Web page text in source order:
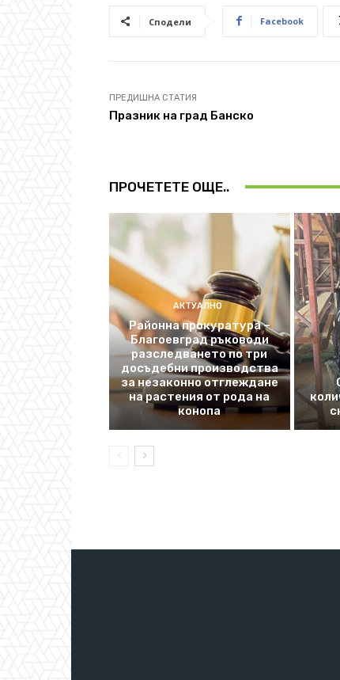
Сподели Facebook
ПРЕДИШНА СТАТИЯ
Празник на град Банско
ПРОЧЕТЕТЕ ОЩЕ..
АКТУАЛНО
Районна прокуратура –
Благоевград ръководи
разследването по три
досъдебни производства
за незаконно отглеждане
на растения от рода на
конопа